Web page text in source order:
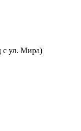
с ул. Мира)